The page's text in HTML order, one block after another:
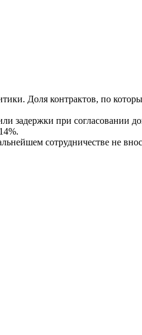
Доля контрактов, по
задержки при согласовании
сотрудничестве не